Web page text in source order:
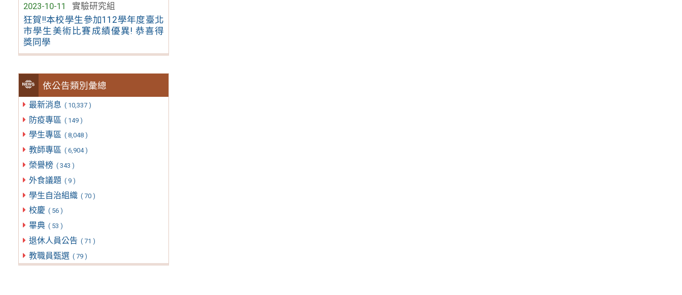
2023-10-11
實驗研究組
狂賀!!本校學生參加112學年度臺北
市學生美術比賽成績優異! 恭喜得
獎同學
依公告類別彙總
最新消息 ( 10,337 )
防疫專區 ( 149 )
學生專區 ( 8,048 )
教師專區 ( 6,904 )
榮譽榜 ( 343 )
外食議題 ( 9 )
學生自治組織 ( 70 )
校慶 ( 56 )
畢典 ( 53 )
退休人員公告 ( 71 )
教職員甄選 ( 79 )